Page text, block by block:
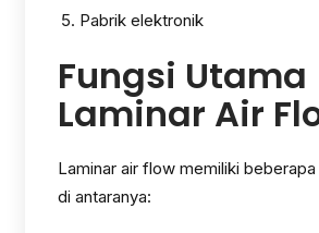
Pabrik elektronik
Fungsi Utama
Laminar Air
Laminar air flow memiliki beberapa
di antaranya: